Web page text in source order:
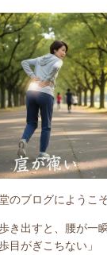
のブログにようこ
き出すと、腰が一
目がぎこちない」